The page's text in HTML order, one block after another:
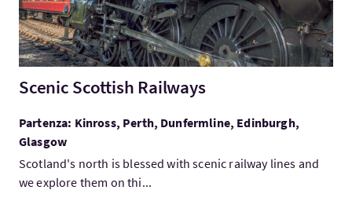
Scenic Scottish Railways
Partenza: Kinross, Perth, Dunfermline, Edinburgh,
Glasgow
Scotland's north is blessed with scenic railway lines and
we explore them on thi...